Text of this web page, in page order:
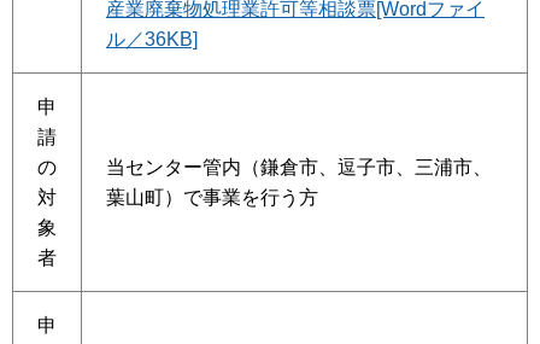
産業廃棄物処理業許可等相談票[Wordファイ
ル／36KB]
申
請
の
対
象
者
当センター管内（鎌倉市、逗子市、三浦市、
葉山町）で事業を行う方
申